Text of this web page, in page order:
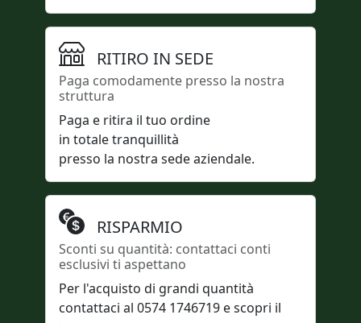
RITIRO IN SEDE
Paga comodamente presso la nostra
struttura
Paga e ritira il tuo ordine
in totale tranquillità
presso la nostra sede aziendale.
RISPARMIO
Sconti su quantità: contattaci conti
esclusivi ti aspettano
Per l'acquisto di grandi quantità
contattaci al 0574 1746719 e scopri il